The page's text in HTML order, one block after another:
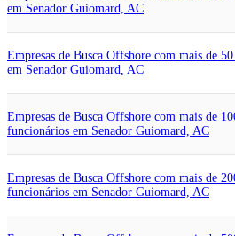
em Senador Guiomard, AC
Empresas de Busca Offshore com mais de
em Senador Guiomard, AC
Empresas de Busca Offshore com mais de
funcionários em Senador Guiomard, AC
Empresas de Busca Offshore com mais de
funcionários em Senador Guiomard, AC